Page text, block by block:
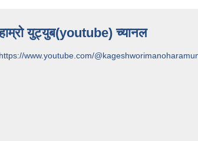
युट्युब(youtube) च्यानल
https://www.youtube.com/